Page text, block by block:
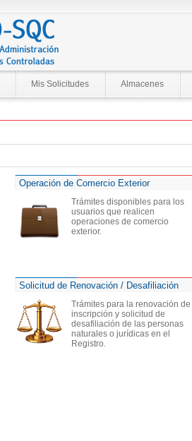
Mis Solicitudes Almacenes
Operación de Comercio Exterior
Trámites disponibles para los
usuarios que realicen
operaciones de comercio
exterior.
Solicitud de Renovación / Desafiliación
Trámites para la renovación de
inscripción y solicitud de
desafiliación de las personas
naturales o jurídicas en el
Registro.